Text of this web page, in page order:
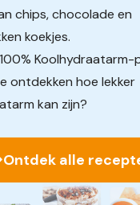
chips, chocolade en
koekjes.
Koolhydraatarm-
ontdekken hoe lekker
kan zijn?
Ontdek alle